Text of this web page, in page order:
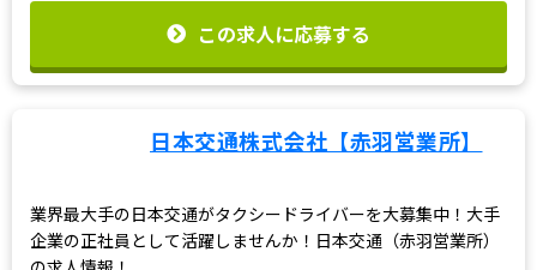
この求人に応募する
日本交通株式会社【赤羽営業所】
業界最大手の日本交通がタクシードライバーを大募集中！大手
企業の正社員として活躍しませんか！日本交通（赤羽営業所）